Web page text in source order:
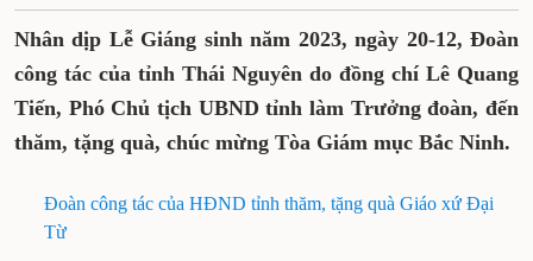
Nhân dịp Lễ Giáng sinh năm 2023, ngày 20-12, Đoàn
công tác của tỉnh Thái Nguyên do đồng chí Lê Quang
Tiến, Phó Chủ tịch UBND tỉnh làm Trưởng đoàn, đến
thăm, tặng quà, chúc mừng Tòa Giám mục Bắc Ninh.
Đoàn công tác của HĐND tỉnh thăm, tặng quà Giáo xứ Đại
Từ